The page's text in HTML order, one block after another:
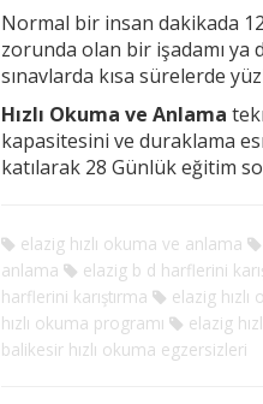
Normal bir insan dakikada
zorunda olan bir işadamı ya
sınavlarda kısa sürelerde
Hızlı Okuma ve Anlama
kapasitesini ve duraklama
katılarak 28 Günlük eğitim
elazig hızlı okuma ve anlama
anlama
elazig b d harflerini
harflerini karıştırma
elazig
hızlı okuma programı
elazig
balikesir hızlı okuma egzersizleri